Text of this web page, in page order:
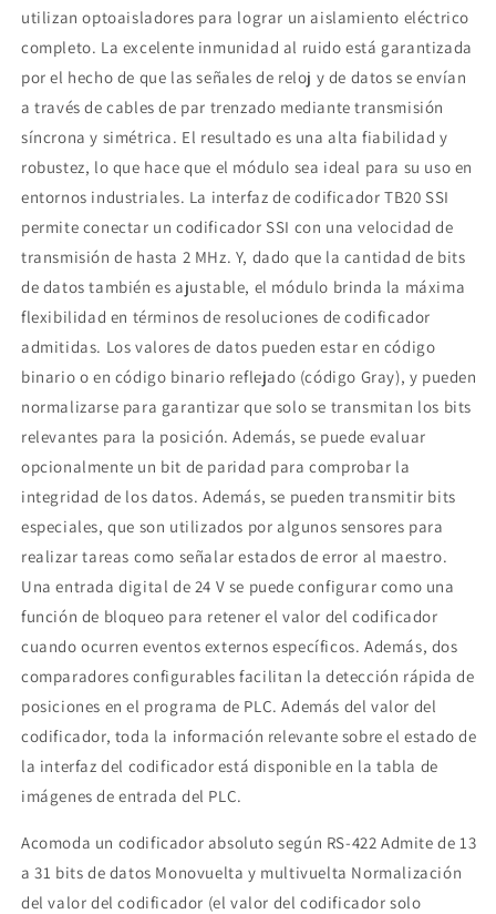
utilizan optoaisladores para lograr un aislamiento eléctrico
completo. La excelente inmunidad al ruido está garantizada
por el hecho de que las señales de reloj y de datos se envían
a través de cables de par trenzado mediante transmisión
síncrona y simétrica. El resultado es una alta fiabilidad y
robustez, lo que hace que el módulo sea ideal para su uso en
entornos industriales. La interfaz de codificador TB20 SSI
permite conectar un codificador SSI con una velocidad de
transmisión de hasta 2 MHz. Y, dado que la cantidad de bits
de datos también es ajustable, el módulo brinda la máxima
flexibilidad en términos de resoluciones de codificador
admitidas. Los valores de datos pueden estar en código
binario o en código binario reflejado (código Gray), y pueden
normalizarse para garantizar que solo se transmitan los bits
relevantes para la posición. Además, se puede evaluar
opcionalmente un bit de paridad para comprobar la
integridad de los datos. Además, se pueden transmitir bits
especiales, que son utilizados por algunos sensores para
realizar tareas como señalar estados de error al maestro.
Una entrada digital de 24 V se puede configurar como una
función de bloqueo para retener el valor del codificador
cuando ocurren eventos externos específicos. Además, dos
comparadores configurables facilitan la detección rápida de
posiciones en el programa de PLC. Además del valor del
codificador, toda la información relevante sobre el estado de
la interfaz del codificador está disponible en la tabla de
imágenes de entrada del PLC.
Acomoda un codificador absoluto según RS-422 Admite de 13
a 31 bits de datos Monovuelta y multivuelta Normalización
del valor del codificador (el valor del codificador solo